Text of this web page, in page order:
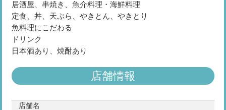
居酒屋、串焼き、魚介料理・海鮮料理
定食、丼、天ぷら、やきとん、やきとり
魚料理にこだわる
ドリンク
日本酒あり、焼酎あり
店舗情報
店舗名